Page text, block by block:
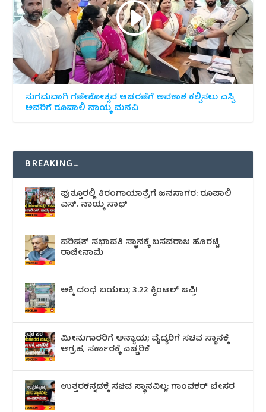
ಸುಗಮವಾಗಿ ಗಣೇಶೋತ್ಸವ ಆಚರಣೆಗೆ ಅವಕಾಶ ಕಲ್ಪಿಸಲು ಎಸ್ಪಿ
ಅವರಿಗೆ ರೂಪಾಲಿ ನಾಯ್ಕ ಮನವಿ
BREAKING…
ಪುತ್ತೂರಲ್ಲಿ ತಿರಂಗಾಯಾತ್ರೆಗೆ ಜನಸಾಗರ: ರೂಪಾಲಿ
ಎಸ್. ನಾಯ್ಕ ಸಾಥ್
ಪರಿಷತ್ ಸಭಾಪತಿ ಸ್ಥಾನಕ್ಕೆ ಬಸವರಾಜ ಹೊರಟ್ಟಿ
ರಾಜೀನಾಮೆ
ಅಕ್ಕಿ ದಂಧೆ ಬಯಲು; 3.22 ಕ್ವಿಂಟಲ್ ಜಪ್ತಿ!
ಮೀನುಗಾರರಿಗೆ ಅನ್ಯಾಯ; ವೈದ್ಯರಿಗೆ ಸಚಿವ ಸ್ಥಾನಕ್ಕೆ
ಆಗ್ರಹ, ಸರ್ಕಾರಕ್ಕೆ ಎಚ್ಚರಿಕೆ
ಉತ್ತರಕನ್ನಡಕ್ಕೆ ಸಚಿವ ಸ್ಥಾನವಿಲ್ಲ; ಗಾಂವಕರ್ ಬೇಸರ